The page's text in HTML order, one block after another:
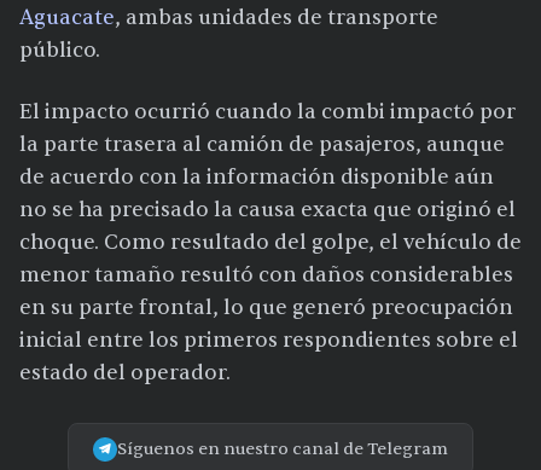
Aguacate, ambas unidades de transporte
público.
El impacto ocurrió cuando la combi impactó por
la parte trasera al camión de pasajeros, aunque
de acuerdo con la información disponible aún
no se ha precisado la causa exacta que originó el
choque. Como resultado del golpe, el vehículo de
menor tamaño resultó con daños considerables
en su parte frontal, lo que generó preocupación
inicial entre los primeros respondientes sobre el
estado del operador.
Síguenos en nuestro canal de Telegram